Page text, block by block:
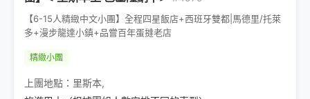
【6-15人精緻中文小團】全程四星飯店+西班牙雙都|馬德里/托萊
多+漫步龍達小鎮+品嘗百年蛋撻老店
精緻小團
上團地點： 里斯本,